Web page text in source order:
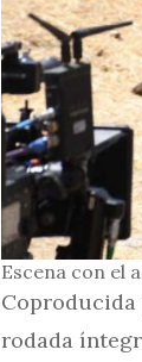
Escena con el
Coproducida
rodada